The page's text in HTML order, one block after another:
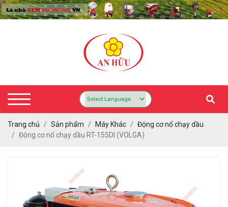
Trang chủ Sản phẩm Máy Khác
Động cơ nổ chạy dầu
Động cơ nổ chạy dầu RT-155DI (VOLGA)